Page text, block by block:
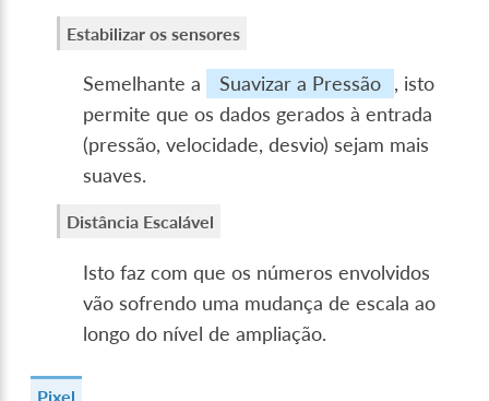
Estabilizar os sensores
Semelhante a Suavizar a Pressão
, isto
permite que os dados gerados à entrada
(pressão, velocidade, desvio) sejam mais
suaves.
Distância Escalável
Isto faz com que os números envolvidos
vão sofrendo uma mudança de escala ao
longo do nível de ampliação.
Pixel